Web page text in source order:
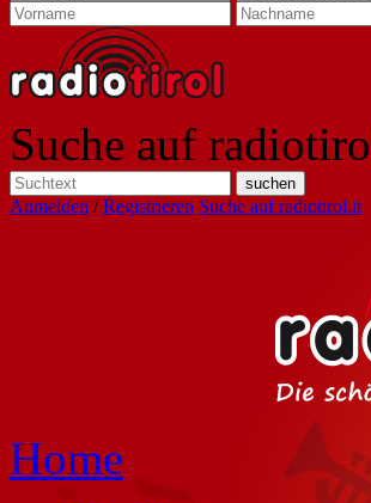
Suche auf
Anmelden /Registrieren Suche auf radiotirol.it
Home